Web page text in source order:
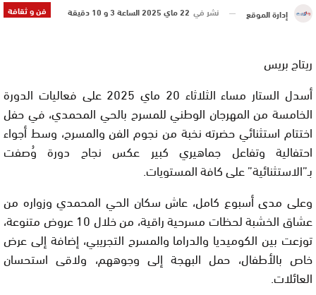
فن و ثقافة إدارة الموقع نشر في 22 ماي 2025 الساعة 3 و 10 دقيقة
ريتاج بريس
أسدل الستار مساء الثلاثاء 20 ماي 2025 على فعاليات الدورة
الخامسة من المهرجان الوطني للمسرح بالحي المحمدي، في حفل
اختتام استثنائي حضرته نخبة من نجوم الفن والمسرح، وسط أجواء
احتفالية وتفاعل جماهيري كبير عكس نجاح دورة وُصفت
بـ”الاستثنائية” على كافة المستويات.
وعلى مدى أسبوع كامل، عاش سكان الحي المحمدي وزواره من
عشاق الخشبة لحظات مسرحية راقية، من خلال 10 عروض متنوعة،
توزعت بين الكوميديا والدراما والمسرح التجريبي، إضافة إلى عرض
خاص بالأطفال، حمل البهجة إلى وجوههم، ولاقى استحسان
العائلات.